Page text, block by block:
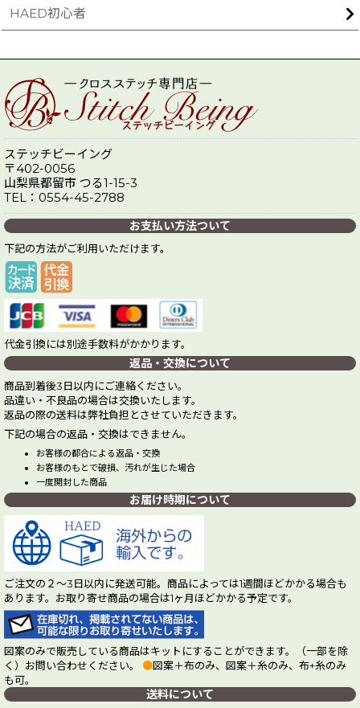
HAED初心者
ステッチビーイング
〒402-0056
山梨県都留市 つる1-15-3
TEL：0554-45-2788
お支払い方法ついて
下記の方法がご利用いただけます。
代金引換には別途手数料がかかります。
返品・交換について
商品到着後3日以内にご連絡ください。
品違い・不良品の場合は交換いたします。
返品の際の送料は弊社負担とさせていただきます。
下記の場合の返品・交換はできません。
お客様の都合による返品・交換
お客様のもとで破損、汚れが生じた場合
一度開封した商品
お届け時期について
ご注文の２～3日以内に発送可能。商品によっては1週間ほどかかる場合も
あります。お取り寄せ商品の場合は1ヶ月ほどかかる予定です。
図案のみで販売している商品はキットにすることができます。（一部を除
く）お問い合わせください。 ●図案＋布のみ、図案＋糸のみ、布+糸のみ
も可。
送料について